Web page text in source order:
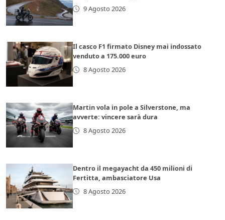
9 Agosto 2026
Il casco F1 firmato Disney mai indossato
venduto a 175.000 euro
8 Agosto 2026
Martin vola in pole a Silverstone, ma
avverte: vincere sarà dura
8 Agosto 2026
Dentro il megayacht da 450 milioni di
Fertitta, ambasciatore Usa
8 Agosto 2026